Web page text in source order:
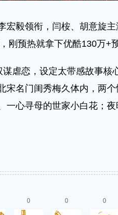
毅领衔，闫桉、胡意旋主
刚预热就拿下优酷130万+
恋，设定太带感故事核
宋名门闺秀梅久体内，两
一心寻母的世家小白花；
0 0 0